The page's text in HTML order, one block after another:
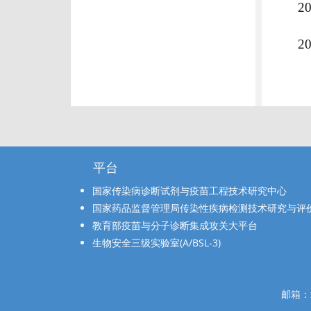
平台
国家传染病诊断试剂与疫苗工程技术研究中心
国家药品监督管理局传染性疾病检测技术研究与评
教育部疫苗与分子诊断集成攻关大平台
生物安全三级实验室(A/BSL-3)
邮箱